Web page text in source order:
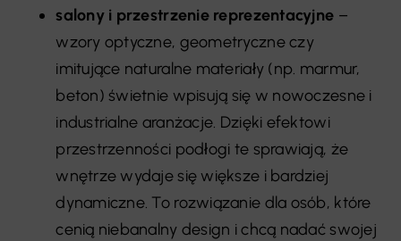
salony i przestrzenie reprezentacyjne –
wzory optyczne, geometryczne czy
imitujące naturalne materiały (np. marmur,
beton) świetnie wpisują się w nowoczesne i
industrialne aranżacje. Dzięki efektowi
przestrzenności podłogi te sprawiają, że
wnętrze wydaje się większe i bardziej
dynamiczne. To rozwiązanie dla osób, które
cenią niebanalny design i chcą nadać swojej